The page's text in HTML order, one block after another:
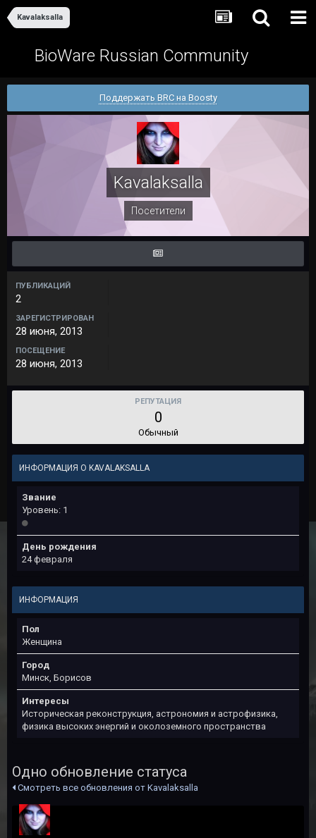
Kavalaksalla
BioWare Russian Community
Поддержать BRC на Boosty
Kavalaksalla
Посетители
ПУБЛИКАЦИЙ
2
ЗАРЕГИСТРИРОВАН
28 июня, 2013
ПОСЕЩЕНИЕ
28 июня, 2013
РЕПУТАЦИЯ
0
Обычный
ИНФОРМАЦИЯ О KAVALAKSALLA
Звание
Уровень: 1
День рождения
24 февраля
ИНФОРМАЦИЯ
Пол
Женщина
Город
Минск, Борисов
Интересы
Историческая реконструкция, астрономия и астрофизика,
физика высоких энергий и околоземного пространства
Одно обновление статуса
Смотреть все обновления от Kavalaksalla